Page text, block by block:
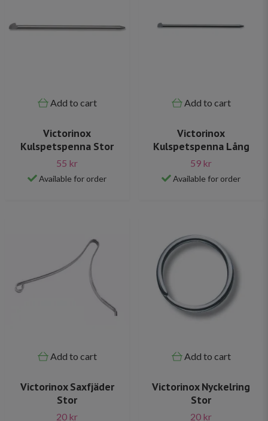
Add to cart
Victorinox
Kulspetspenna Stor
55 kr
Available for order
Add to cart
Victorinox
Kulspetspenna Lång
59 kr
Available for order
Add to cart
Victorinox Saxfjäder
Stor
20 kr
Add to cart
Victorinox Nyckelring
Stor
20 kr